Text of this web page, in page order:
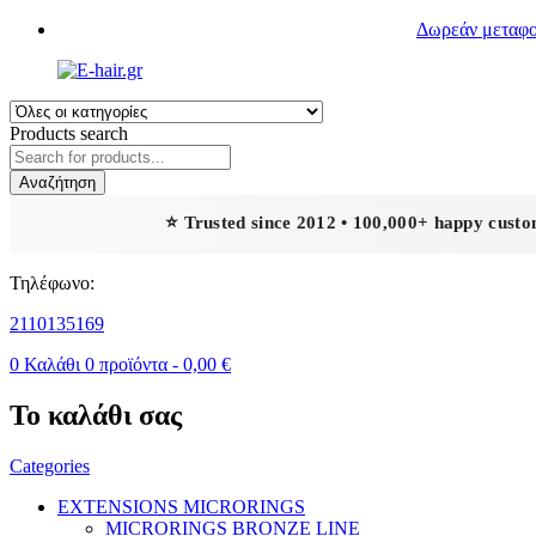
Δωρεάν
Products search
Αναζήτηση
⭐ Trusted since 2012 • 100,000+ happy
Τηλέφωνο:
2110135169
0 Καλάθι 0 προϊόντα - 0,00 €
Το καλάθι σας
Categories
EXTENSIONS MICRORINGS
MICRORINGS BRONZE LINE